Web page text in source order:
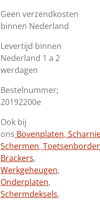
Geen verzendkosten
binnen Nederland
Levertijd binnen
Nederland 1 a 2
werdagen
Bestelnummer;
20192200e
Ook bij
ons Bovenplaten,
Schermen,
Brackers,
Werkgeheugen,
Onderplaten,
Schermdeksels,